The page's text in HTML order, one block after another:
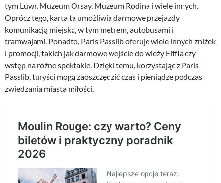
tym Luwr, Muzeum Orsay, Muzeum Rodina i wiele innych.
Oprócz tego, karta ta umożliwia darmowe przejazdy
komunikacją miejską, w tym metrem, autobusami i
tramwajami. Ponadto, Paris Passlib oferuje wiele innych zniżek
i promocji, takich jak darmowe wejście do wieży Eiffla czy
wstęp na różne spektakle. Dzięki temu, korzystając z Paris
Passlib, turyści mogą zaoszczędzić czas i pieniądze podczas
zwiedzania miasta miłości.